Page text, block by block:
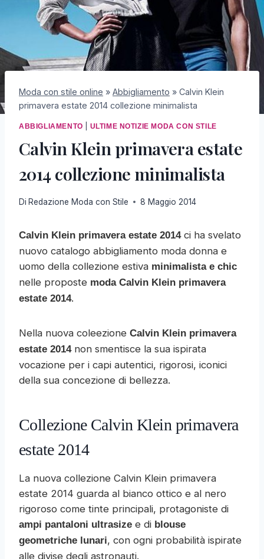
Moda con stile online » Abbigliamento » Calvin Klein
primavera estate 2014 collezione minimalista
ABBIGLIAMENTO ULTIME NOTIZIE MODA CON STILE
Calvin Klein primavera estate
2014 collezione minimalista
Di Redazione Moda con Stile 8 Maggio 2014
Calvin Klein primavera estate 2014ci ha svelato
nuovo catalogo abbigliamento moda donna e
uomo della collezione estiva minimalista e chic
nelle proposte moda Calvin Klein primavera
estate 2014.
Nella nuova coleezione Calvin Klein primavera
estate 2014non smentisce la sua ispirata
vocazione per i capi autentici, rigorosi, iconici
della sua concezione di bellezza.
Collezione Calvin Klein primavera
estate 2014
La nuova collezione Calvin Klein primavera
estate 2014 guarda al bianco ottico e al nero
rigoroso come tinte principali, protagoniste di
ampi pantaloni ultrasize e di blouse
geometriche lunari, con ogni probabilità ispirate
alle divise degli astronauti.